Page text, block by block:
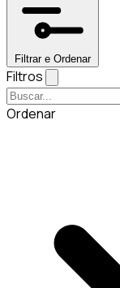
Filtrar e Ordenar
Filtros
Ordenar